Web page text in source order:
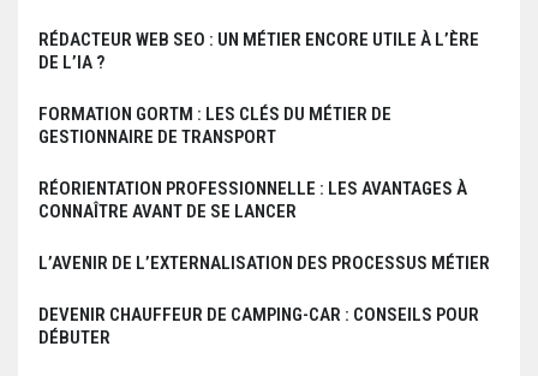
RÉDACTEUR WEB SEO : UN MÉTIER ENCORE UTILE À L’ÈRE
DE L’IA ?
FORMATION GORTM : LES CLÉS DU MÉTIER DE
GESTIONNAIRE DE TRANSPORT
RÉORIENTATION PROFESSIONNELLE : LES AVANTAGES À
CONNAÎTRE AVANT DE SE LANCER
L’AVENIR DE L’EXTERNALISATION DES PROCESSUS MÉTIER
DEVENIR CHAUFFEUR DE CAMPING-CAR : CONSEILS POUR
DÉBUTER